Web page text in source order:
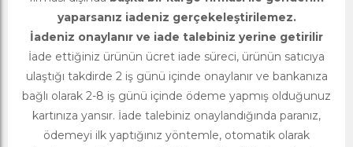
yaparsanız iadeniz gerçekeleştirilemez.
İadeniz onaylanır ve iade talebiniz yerine getirilir
İade ettiğiniz ürünün ücret iade süreci, ürünün satıcıya
ulaştığı takdirde 2 iş günü içinde onaylanır ve bankanıza
bağlı olarak 2-8 iş günü içinde ödeme yapmış olduğunuz
kartınıza yansır. İade talebiniz onaylandığında paranız,
ödemeyi ilk yaptığınız yöntemle, otomatik olarak